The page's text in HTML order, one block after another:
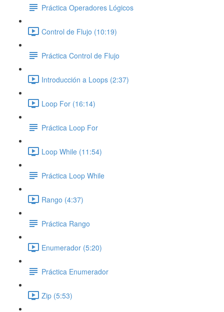
Práctica Operadores Lógicos
Control de Flujo (10:19)
Práctica Control de Flujo
Introducción a Loops (2:37)
Loop For (16:14)
Práctica Loop For
Loop While (11:54)
Práctica Loop While
Rango (4:37)
Práctica Rango
Enumerador (5:20)
Práctica Enumerador
Zip (5:53)